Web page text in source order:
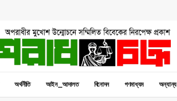
অর্থনীতি আইন_আদালত বিনোদন গণমাধ্যম অন্যান্য